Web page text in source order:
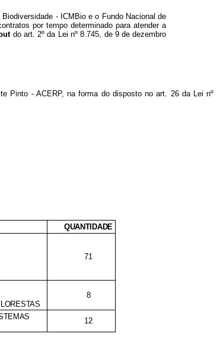
- ICMBio e o Fundo Nacional de
por tempo determinado para atender a
do art. 2º da Lei nº 8.745, de 9 de dezembro
Pinto - ACERP, na forma do disposto no art. 26 da Lei nº
QUANTIDADE
71
8
12